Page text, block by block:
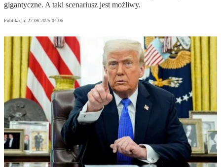
gigantyczne. A taki scenariusz jest możliwy.
Publikacja: 27.06.2025 04:06